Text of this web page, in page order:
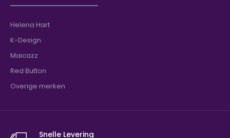
Helena Hart
K-Design
Maicazz
Red Button
Overige merken
Snelle Levering